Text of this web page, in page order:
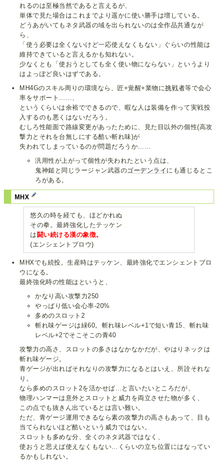
れるのは至極当然であると言えるが、
単体で見た場合はこれまでより遥かに使い勝手は増している。
どうあがいてもネタ武器の域を出られないのは全作品共通なが
ら、
「使う必要は全くないけど一応使えなくもない」ぐらいの性能は
維持できていると言えるかも知れない。
少なくとも「使おうとしても全く使い物にならない」というより
はよっぽど良いはずである。
MH4Gのスキル周りの環境なら、匠+覚醒+業物に挑戦者等で会心
率をサポート……、
というくらいは余裕でできるので、暇な人は装備を作って実戦投
入するのも悪くはないだろう。
むしろ性能面で路線変更があったために、見た目以外の個性(高攻
撃力とそれを台無しにする酷い斬れ味)が
失われてしまっているのが問題だろうか……
汎用性が上がって個性が失われたという点は、
鬼神鎚と同じラージャン武器のゴーデンライ にも通じるとこ
ろがある。
MHX
悠久の時を経ても、ほどかれぬ
その拳。最終強化したテッケン
は 闘い続ける漢の象徴。
(エンシェントブロウ)
MHXでも続投。生産時はテッケン、最終強化でエンシェントブロ
ウになる。
最終強化時の性能はというと、
かなり高い攻撃力250
やっぱり低い会心率-20%
多めのスロット2
斬れ味ゲージは緑60。斬れ味レベル+1で短い青15、斬れ味
レベル+2でそこそこの青40
攻撃力の高さ、スロットの多さはなかなかだが、やはりネックは
斬れ味ゲージ。
青ゲージが出ればそれなりの攻撃力になるとはいえ、所詮それな
り。
なら多めのスロット2を活かせば…と言いたいところだが、
物理ハンマーは意外とスロットと威力を両立させた物が多く、
この点でも抜きん出ているとは言い難い。
ただ、青ゲージ運用できるなら素の攻撃力の高さもあって、目も
当てられないほど酷いという威力ではない。
スロットも多めな分、全くのネタ武器ではなく、
使おうと思えば使えなくもない…くらいの立ち位置にはなってい
るかもしれない。